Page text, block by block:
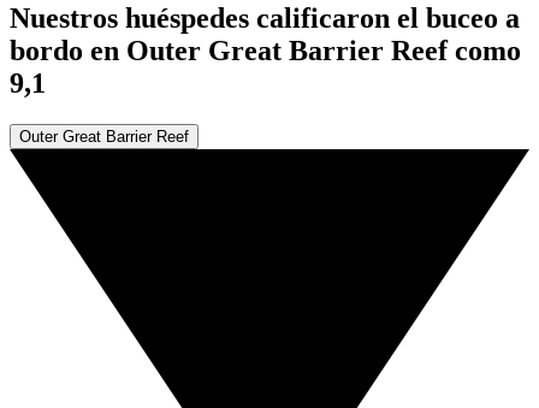
Nuestros huéspedes calificaron el buceo a
bordo en Outer Great Barrier Reef como
9,1
Outer Great Barrier Reef